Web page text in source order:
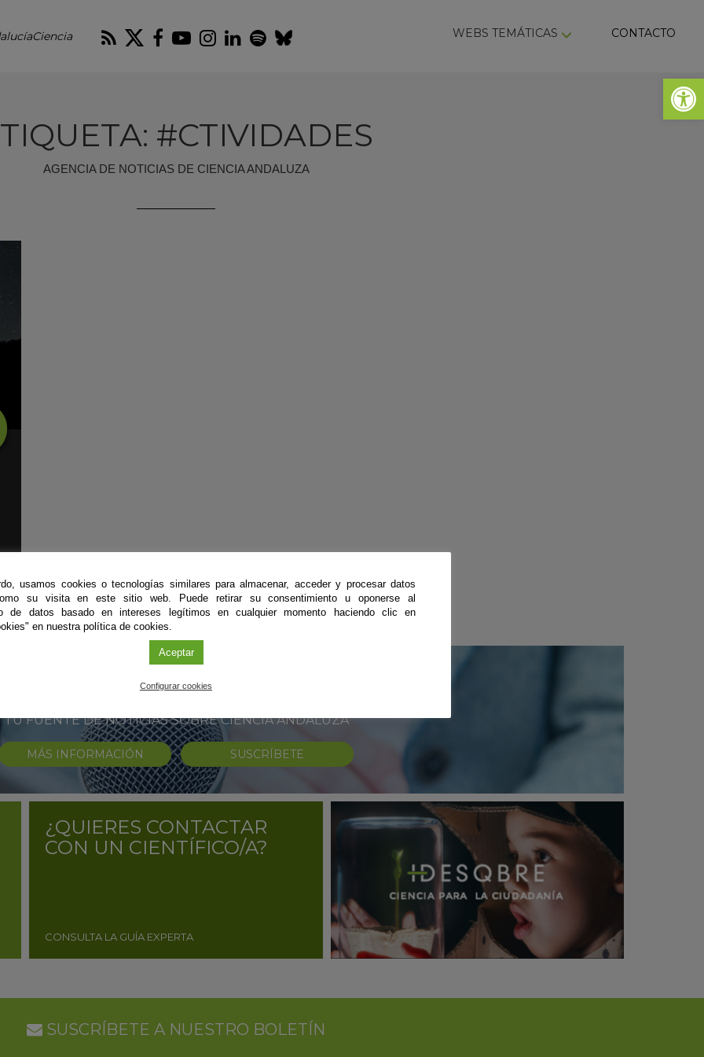
Abrir
RSS Twitter
Facebook
Youtube
Instagram
LinkedIn
Spotify
Bluesky WEBS TEMÁTICAS CONTACTO
#CTIVIDADES
AGENCIA DE NOTICIAS DE CIENCIA ANDALUZA
#CienciaDirecta
TU FUENTE DE NOTICIAS SOBRE CIENCIA ANDALUZA
MÁS INFORMACIÓN SUSCRÍBETE
¿QUIERES CONTACTAR
CON UN CIENTÍFICO/A?
CONSULTA LA GUÍA EXPERTA
SUSCRÍBETE A NUESTRO BOLETÍN
usamos cookies o tecnologías similares para almacenar, acceder y procesar datos
su visita en este sitio web. Puede retirar su consentimiento u oponerse al
de datos basado en intereses legítimos en cualquier momento haciendo clic en
en nuestra política de cookies.
Aceptar
Configurar cookies